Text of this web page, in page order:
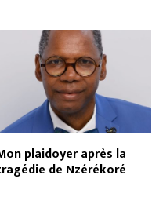
plaidoyer après la
de Nzérékoré